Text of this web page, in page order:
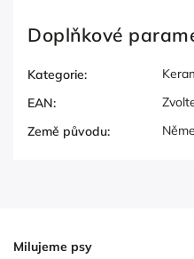
Doplňkové
Kategorie:
EAN:
Země původu:
Milujeme psy